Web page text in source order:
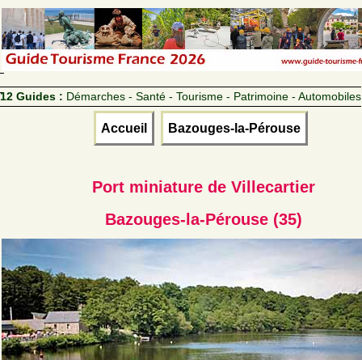
12 Guides : Démarches - Santé - Tourisme - Patrimoine - Automobiles
Accueil Bazouges-la-Pérouse
Port miniature de Villecartier
Bazouges-la-Pérouse (35)